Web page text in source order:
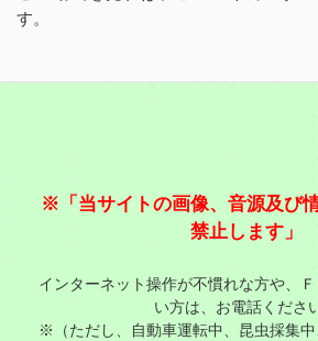
す。
※「当サイトの画像、音源及び
禁止します」
インターネット操作が不慣れな方や、
い方は、お電話くださ
※（ただし、自動車運転中、昆虫採集